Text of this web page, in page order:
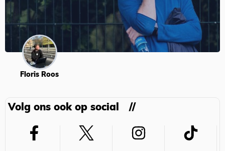
Floris Roos
Volg ons ook op social